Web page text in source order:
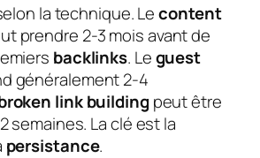
la technique. Lecontent
prendre 2-3 mois avant de
backlinks. Leguest
généralement 2-4
link building peut être
semaines. La clé est la
persistance.